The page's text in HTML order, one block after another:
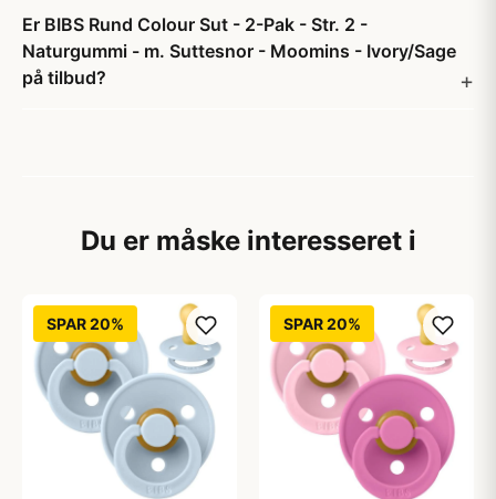
Er BIBS Rund Colour Sut - 2-Pak - Str. 2 -
Naturgummi - m. Suttesnor - Moomins - Ivory/Sage
på tilbud?
Du er måske interesseret i
SPAR 20% SPAR 20%